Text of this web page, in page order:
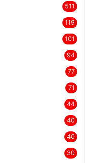
511
119
101
94
77
71
44
40
40
30